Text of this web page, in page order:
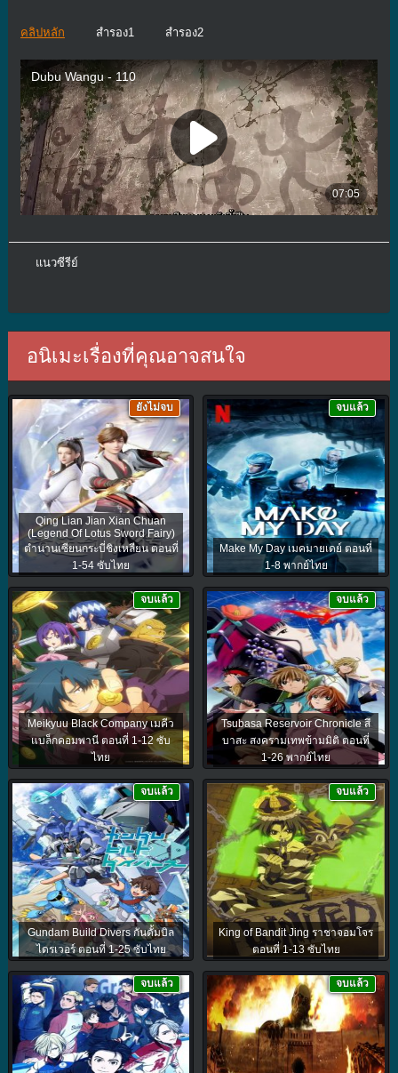
คลิปหลัก สำรอง1 สำรอง2
แนวซีรีย์
อนิเมะเรื่องที่คุณอาจสนใจ
Qing Lian Jian Xian Chuan
(Legend Of Lotus Sword Fairy)
ตำนานเซียนกระบี่ชิงเหลียน ตอนที่
1-54 ซับไทย
ยังไม่จบ
Make My Day เมคมายเดย์ ตอนที่
1-8 พากย์ไทย
จบแล้ว
Meikyuu Black Company เมคีว
แบล็กคอมพานี ตอนที่ 1-12 ซับ
ไทย
จบแล้ว
Tsubasa Reservoir Chronicle สึ
บาสะ สงครามเทพข้ามมิติ ตอนที่
1-26 พากย์ไทย
จบแล้ว
Gundam Build Divers กันดั้มบิล
ไดรเวอร์ ตอนที่ 1-25 ซับไทย
จบแล้ว
King of Bandit Jing ราชาจอมโจร
ตอนที่ 1-13 ซับไทย
จบแล้ว
จบแล้ว จบแล้ว